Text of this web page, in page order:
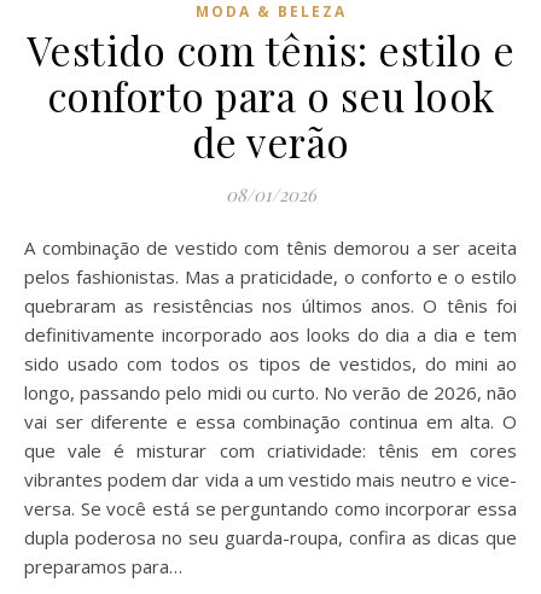
MODA & BELEZA
Vestido com tênis: estilo e
conforto para o seu look
de verão
08/01/2026
A combinação de vestido com tênis demorou a ser aceita
pelos fashionistas. Mas a praticidade, o conforto e o estilo
quebraram as resistências nos últimos anos. O tênis foi
definitivamente incorporado aos looks do dia a dia e tem
sido usado com todos os tipos de vestidos, do mini ao
longo, passando pelo midi ou curto. No verão de 2026, não
vai ser diferente e essa combinação continua em alta. O
que vale é misturar com criatividade: tênis em cores
vibrantes podem dar vida a um vestido mais neutro e vice-
versa. Se você está se perguntando como incorporar essa
dupla poderosa no seu guarda-roupa, confira as dicas que
preparamos para…